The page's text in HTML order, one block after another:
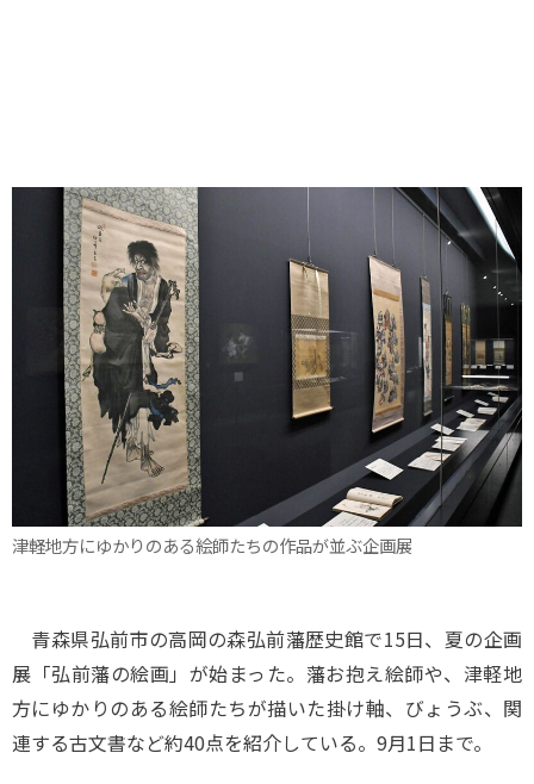
津軽地方にゆかりのある絵師たちの作品が並ぶ企画展
青森県弘前市の高岡の森弘前藩歴史館で15日、夏の企画
展「弘前藩の絵画」が始まった。藩お抱え絵師や、津軽地
方にゆかりのある絵師たちが描いた掛け軸、びょうぶ、関
連する古文書など約40点を紹介している。9月1日まで。